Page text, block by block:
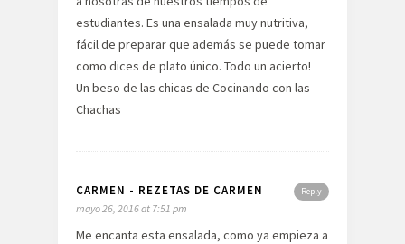
estudiantes. Es una ensalada muy nutritiva,
fácil de preparar que además se puede tomar
como dices de plato único. Todo un acierto!
Un beso de las chicas de Cocinando con las
Chachas
Reply
CARMEN - REZETAS DE CARMEN
mayo 26, 2016 at 7:51 pm
Me encanta esta ensalada, como ya empieza a